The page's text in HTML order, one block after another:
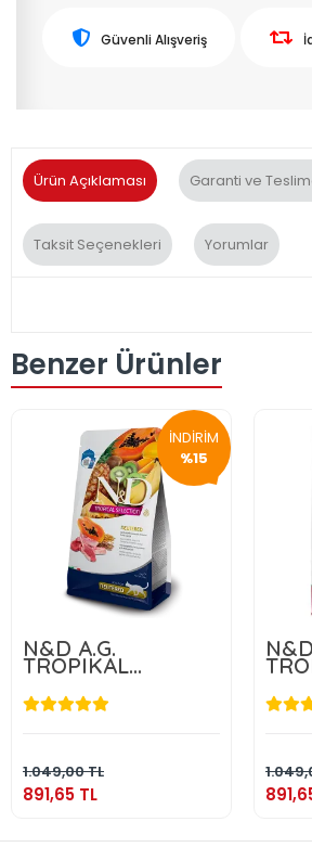
Güvenli Alışveriş
Ürün Açıklaması Garanti ve
Taksit Seçenekleri Yorumlar
Benzer Ürünler
İNDİRİM
%15
N&D A.G.
TROPIKAL
NEUTERED LAMB
1,5 KG
1.049,00 TL
891,65 TL
891,65 TL